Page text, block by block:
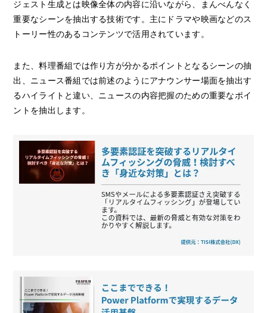
ジェスト生成とは映像全体の内容に沿いながら、まんべんなく
重要なシーンを抽出する技術です。主にドラマや映画などのス
トーリー性のあるコンテンツで活用されています。
また、料理番組では作り方が分かるポイントとなるシーンの抽
出、ニュース番組では前述のようにアナウンサー場面を抽出す
るハイライトと違い、ニュースの内容把握のための重要なポイ
ントを抽出します。